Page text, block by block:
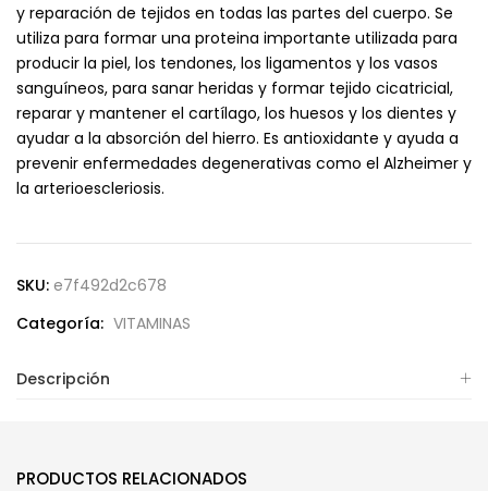
y reparación de tejidos en todas las partes del cuerpo. Se
utiliza para formar una proteina importante utilizada para
producir la piel, los tendones, los ligamentos y los vasos
sanguíneos, para sanar heridas y formar tejido cicatricial,
reparar y mantener el cartílago, los huesos y los dientes y
ayudar a la absorción del hierro. Es antioxidante y ayuda a
prevenir enfermedades degenerativas como el Alzheimer y
la arterioescleriosis.
SKU: e7f492d2c678
Categoría: VITAMINAS
Descripción
PRODUCTOS RELACIONADOS